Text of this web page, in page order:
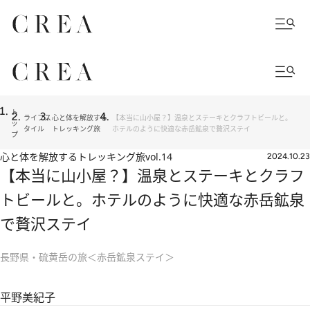
ト
ッ
プ
ライフス
タイル
心と体を解放する
トレッキング旅
【本当に山小屋？】温泉とステーキとクラフトビールと。
ホテルのように快適な赤岳鉱泉で贅沢ステイ
心と体を解放するトレッキング旅vol.14 2024.10.23
【本当に山小屋？】温泉とステーキとクラフ
トビールと。ホテルのように快適な赤岳鉱泉
で贅沢ステイ
長野県・硫黄岳の旅＜赤岳鉱泉ステイ＞
平野美紀子